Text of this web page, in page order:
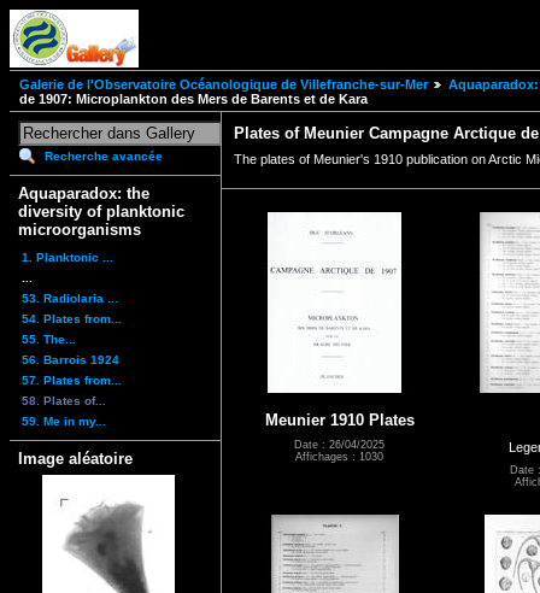
Galerie de l'Observatoire Océanologique de Villefranche-sur-Mer
de 1907: Microplankton des Mers de Barents et de Kara
Recherche avancée
Aquaparadox: the
diversity of planktonic
microorganisms
1. Planktonic ...
53. Radiolaria ...
54. Plates from...
55. The...
56. Barrois 1924
57. Plates from...
58. Plates of...
59. Me in my...
Image aléatoire
Plates of Meunier Campagne Arctique
The plates of Meunier's 1910 publication on Arctic
Meunier 1910 Plates
Date : 26/04/2025
Affichages : 1030
Date